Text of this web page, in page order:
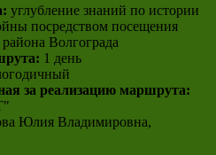
углубление знаний по истории
посредством посещения
Волгограда
1 день
за реализацию маршрута:
Юлия Владимировна,